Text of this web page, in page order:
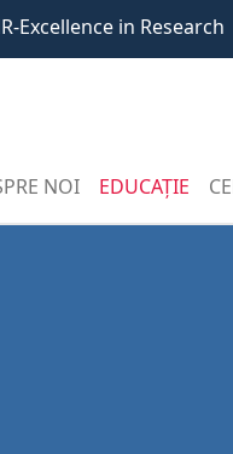
Excellence in Research
NOI EDUCAȚIE